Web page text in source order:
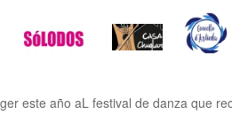
este año aL festival de danza que